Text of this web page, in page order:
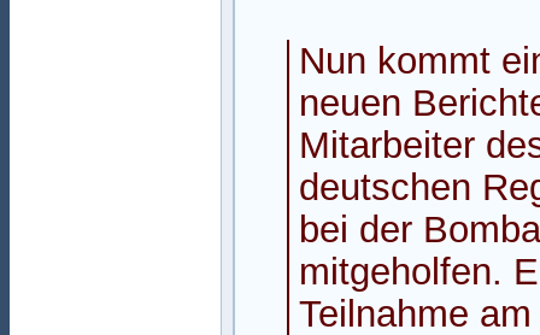
Nun kommt
neuen
Mitarbeiter
deutschen
bei der
mitgeholfen.
Teilnahme